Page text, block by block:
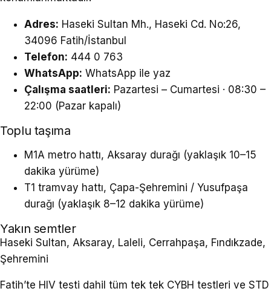
Adres: Haseki Sultan Mh., Haseki Cd. No:26,
34096 Fatih/İstanbul
Telefon: 444 0 763
WhatsApp: WhatsApp ile yaz
Çalışma saatleri: Pazartesi – Cumartesi · 08:30 –
22:00 (Pazar kapalı)
Toplu taşıma
M1A metro hattı, Aksaray durağı (yaklaşık 10–15
dakika yürüme)
T1 tramvay hattı, Çapa-Şehremini / Yusufpaşa
durağı (yaklaşık 8–12 dakika yürüme)
Yakın semtler
Haseki Sultan, Aksaray, Laleli, Cerrahpaşa, Fındıkzade,
Şehremini
Fatih’te HIV testi dahil tüm tek tek CYBH testleri ve STD